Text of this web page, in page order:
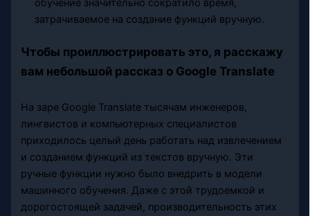
затрачиваемое на создание функций вручную.
Чтобы проиллюстрировать это, я расскажу
вам небольшой рассказ о Google Translate
На заре Google Translate тысячам инженеров,
лингвистов и компьютерных специалистов
приходилось целый день работать над извлечением
и созданием функций из текстов вручную. Эти
ручные функции нужно было внедрить в модели
машинного обучения. Даже с этой трудоемкой и
дорогостоящей задачей, производительность этих